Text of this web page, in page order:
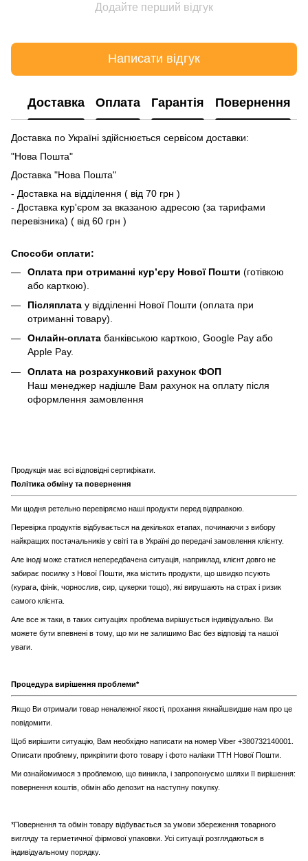
Додайте перший відгук
Написати відгук
Доставка Оплата Гарантія Повернення
Доставка по Україні здійснюється сервісом доставки:
"Нова Пошта"
Доставка "Нова Пошта"
- Доставка на відділення ( від 70 грн )
- Доставка кур'єром за вказаною адресою (за тарифами
перевізника) ( від 60 грн )
Способи оплати:
Оплата при отриманні кур’єру Нової Пошти (готівкою
або карткою).
Післяплата у відділенні Нової Пошти (оплата при
отриманні товару).
Онлайн-оплата банківською карткою, Google Pay або
Apple Pay.
Оплата на розрахунковий рахунок ФОП
Наш менеджер надішле Вам рахунок на оплату після
оформлення замовлення
Продукція має всі відповідні сертифікати.
Політика обміну та повернення
Ми щодня ретельно перевіряємо наші продукти перед відправкою.
Перевірка продуктів відбувається на декількох етапах, починаючи з вибору
найкращих постачальників у світі та в Україні до передачі замовлення клієнту.
Але іноді може статися непередбачена ситуація, наприклад, клієнт довго не
забирає посилку з Нової Пошти, яка містить продукти, що швидко псують
(курага, фінік, чорнослив, сир, цукерки тощо), які вирушають на страх і ризик
самого клієнта.
Але все ж таки, в таких ситуаціях проблема вирішується індивідуально. Ви
можете бути впевнені в тому, що ми не залишимо Вас без відповіді та нашої
уваги.
Процедура вирішення проблеми*
Якщо Ви отримали товар неналежної якості, прохання якнайшвидше нам про це
повідомити.
Щоб вирішити ситуацію, Вам необхідно написати на номер Viber +380732140001.
Описати проблему, прикріпити фото товару і фото наліаки ТТН Нової Пошти.
Ми ознайомимося з проблемою, що виникла, і запропонуємо шляхи її вирішення:
повернення коштів, обмін або депозит на наступну покупку.
*Повернення та обмін товару відбувається за умови збереження товарного
вигляду та герметичної фірмової упаковки. Усі ситуації розглядаються в
індивідуальному порядку.